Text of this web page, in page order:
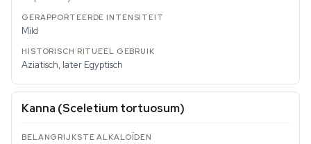
Mild
Aziatisch, later Egyptisch
Kanna (Sceletium tortuosum)